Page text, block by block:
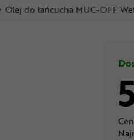
Olej do łańcucha MUC-OFF